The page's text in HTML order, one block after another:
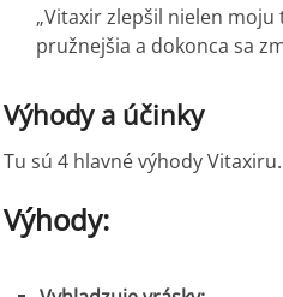
„Vitaxir zlepšil nielen moju
pružnejšia a dokonca sa
Výhody a účinky
Tu sú 4 hlavné výhody Vitaxiru.
Výhody: